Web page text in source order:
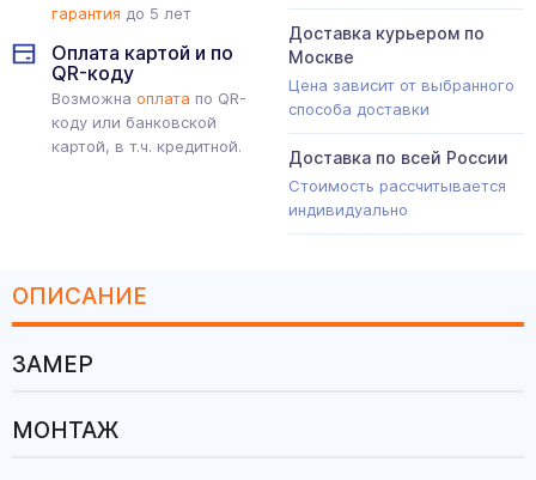
гарантия до 5 лет
Оплата картой и по
QR-коду
Возможна оплата по QR-
коду или банковской
картой, в т.ч. кредитной.
Доставка курьером по
Москве
Цена зависит от выбранного
способа доставки
Доставка по всей России
Стоимость рассчитывается
индивидуально
ОПИСАНИЕ
ЗАМЕР
МОНТАЖ